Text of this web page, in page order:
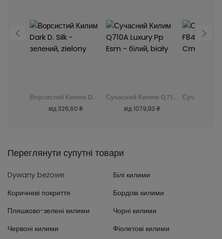
Ворсистий Килим Dark D. Silk - зелений, zielony
від326,60 ₴
Сучасний Килим Q710A Luxury Pp Esm - білий, biały
від1079,93 ₴
Переглянути супутні товари
Dywany beżowe
Білі килими
Коричневі покриття
Бордові килими
Пляшково-зелені килими
Чорні килими
Червоні килими
Фіолетові килими